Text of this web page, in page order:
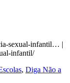
sexual-infantil… |
infantil/
, Diga Não a